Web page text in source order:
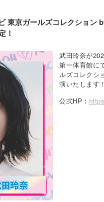
東京ガールズコレクション
！
武田玲奈が
第一体育館に
ルズコレクシ
演いたします！
公式HP：